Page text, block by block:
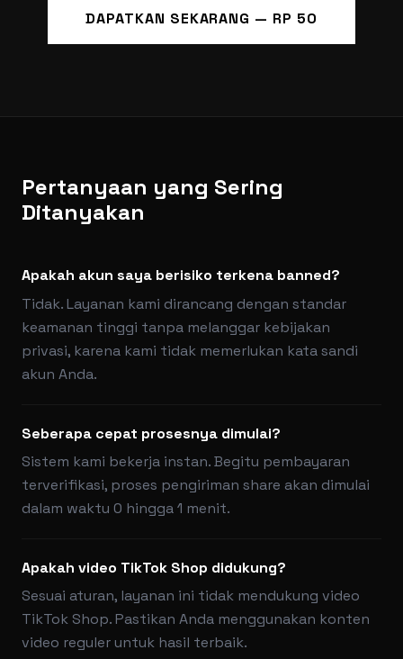
DAPATKAN SEKARANG — RP 50
Pertanyaan yang Sering
Ditanyakan
Apakah akun saya berisiko terkena banned?
Tidak. Layanan kami dirancang dengan standar
keamanan tinggi tanpa melanggar kebijakan
privasi, karena kami tidak memerlukan kata sandi
akun Anda.
Seberapa cepat prosesnya dimulai?
Sistem kami bekerja instan. Begitu pembayaran
terverifikasi, proses pengiriman share akan dimulai
dalam waktu 0 hingga 1 menit.
Apakah video TikTok Shop didukung?
Sesuai aturan, layanan ini tidak mendukung video
TikTok Shop. Pastikan Anda menggunakan konten
video reguler untuk hasil terbaik.